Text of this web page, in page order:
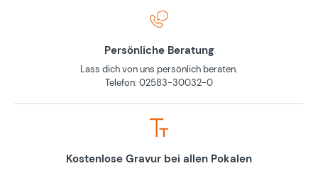
Persönliche Beratung
Lass dich von uns persönlich beraten.
Telefon: 02583-30032-0
Kostenlose Gravur bei allen Pokalen